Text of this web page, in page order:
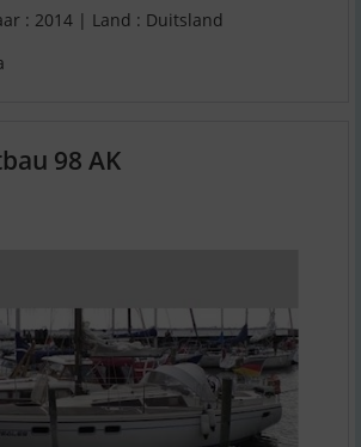
: 2014 | Land : Duitsland
98 AK